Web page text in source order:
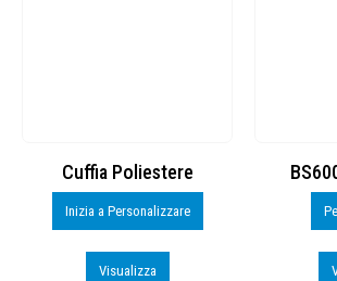
Cuffia Poliestere
Inizia a Personalizzare
Visualizza